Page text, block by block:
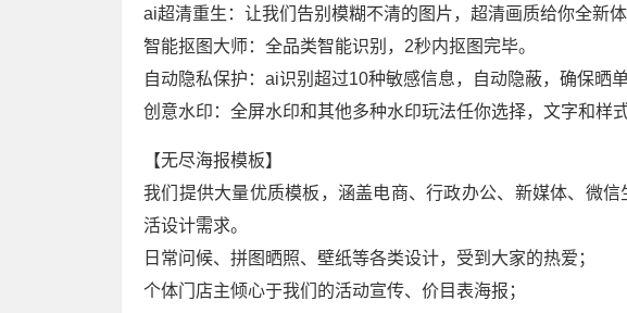
ai超清重生：让我们告别模糊不清的图片，超清画质给你全新体
智能抠图大师：全品类智能识别，2秒内抠图完毕。
自动隐私保护：ai识别超过10种敏感信息，自动隐蔽，确保晒单
创意水印：全屏水印和其他多种水印玩法任你选择，文字和样
【无尽海报模板】
我们提供大量优质模板，涵盖电商、行政办公、新媒体、微
活设计需求。
日常问候、拼图晒照、壁纸等各类设计，受到大家的热爱；
个体门店主倾心于我们的活动宣传、价目表海报；